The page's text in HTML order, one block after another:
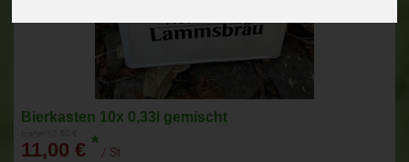
Bierkasten 10x 0,33l gemischt
11,00 € * / St